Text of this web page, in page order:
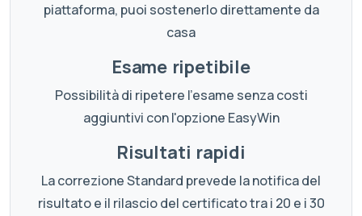
piattaforma, puoi sostenerlo direttamente da
casa
Esame ripetibile
Possibilità di ripetere l'esame senza costi
aggiuntivi con l'opzione EasyWin
Risultati rapidi
La correzione Standard prevede la notifica del
risultato e il rilascio del certificato tra i 20 e i 30